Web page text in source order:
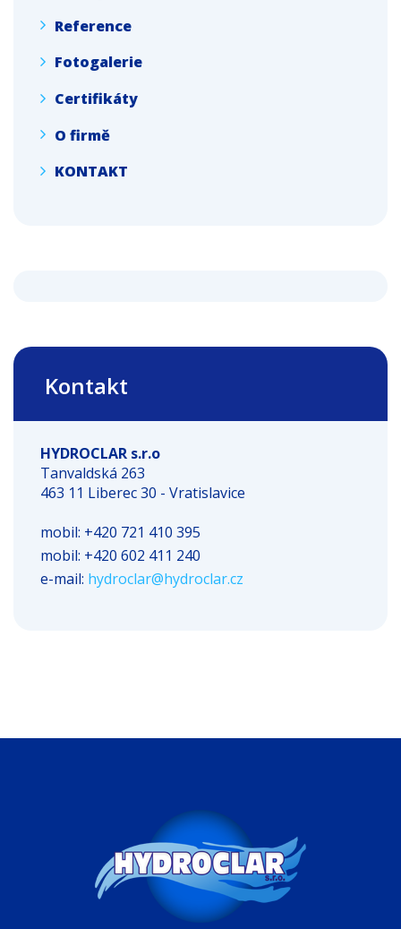
Reference
Fotogalerie
Certifikáty
O firmě
KONTAKT
Kontakt
HYDROCLAR s.r.o
Tanvaldská 263
463 11 Liberec 30 - Vratislavice
mobil: +420 721 410 395
mobil: +420 602 411 240
e-mail: hydroclar@hydroclar.cz